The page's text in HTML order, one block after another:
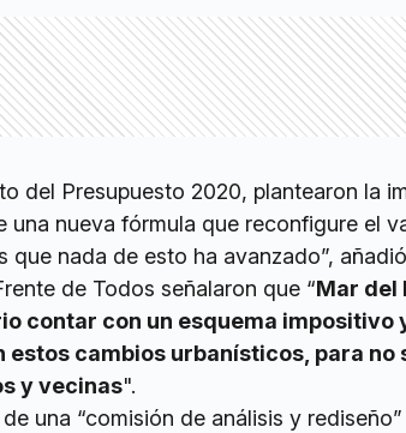
del Presupuesto 2020, plantearon la
una nueva fórmula que reconfigure el
que nada de esto ha avanzado”,
de Todos señalaron que “Mar del
contar con un esquema
estos cambios urbanísticos, para
y vecinas".
una “comisión de análisis y rediseño”